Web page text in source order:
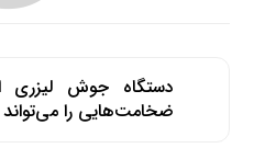
دستگاه جوش لیزری
ضخامت‌هایی را